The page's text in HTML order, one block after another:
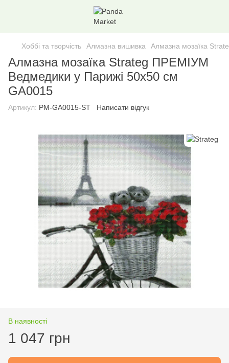
Хоббі та творчість Алмазна вишивка Алмазна мозаїка
Алмазна мозаїка Strateg ПРЕМІУМ
Ведмедики у Парижі 50х50 см
GA0015
Артикул: PM-GA0015-ST Написати відгук
В наявності
1 047 грн